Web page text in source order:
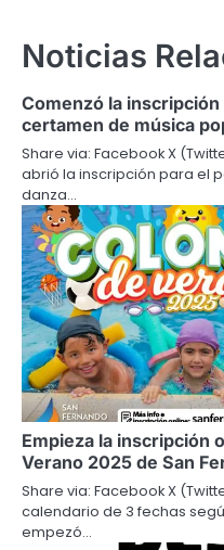
Noticias
Comenzó la
certamen de música
Share via: Facebook X
abrió la inscripción para el
danza…
Empieza la inscripción
Verano 2025 de San
Share via: Facebook X
calendario de 3 fechas
empezó…